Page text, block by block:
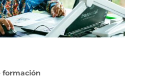
formación